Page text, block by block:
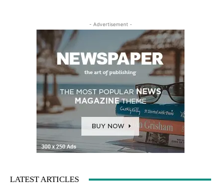
- Advertisement -
LATEST ARTICLES